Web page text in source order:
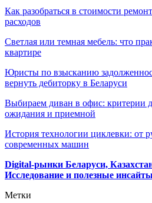
Как разобраться в стоимости
расходов
Светлая или темная мебель: что
квартире
Юристы по взысканию
вернуть дебиторку в Беларуси
Выбираем диван в офис: критерии
ожидания и приемной
История технологии циклевки: от
современных машин
Digital-рынки Беларуси,
Исследование и полезные инсайты
Метки